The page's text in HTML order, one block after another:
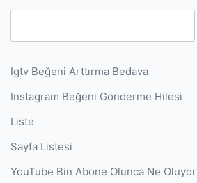
Igtv Beğeni Arttırma Bedava
Instagram Beğeni Gönderme Hilesi
Liste
Sayfa Listesi
YouTube Bin Abone Olunca Ne Oluyor